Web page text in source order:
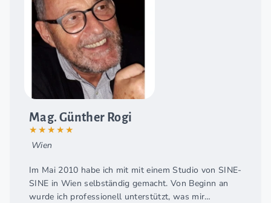
Mag. Günther Rogi
★★★★★
Wien
Im Mai 2010 habe ich mit mit einem Studio von SINE-
SINE in Wien selbständig gemacht. Von Beginn an
wurde ich professionell unterstützt, was mir